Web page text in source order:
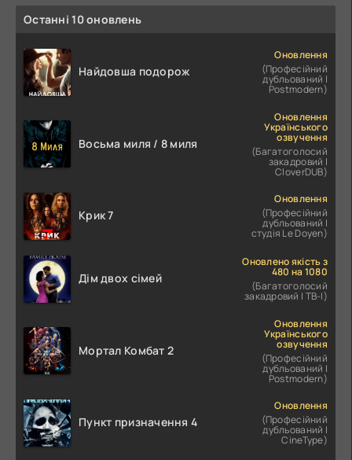
Останні 10 оновлень
Найдовша подорож
Оновлення
(Професійний
дубльований |
Postmodern)
Восьма миля / 8 миля
Оновлення
Українського
озвучення
(Багатоголосий
закадровий |
CloverDUB)
Крик 7
Оновлення
(Професійний
дубльований |
студія Le Doyen)
Дім двох сімей
Оновлено якість з
480 на 1080
(Багатоголосий
закадровий | ТВ-І)
Мортал Комбат 2
Оновлення
Українського
озвучення
(Професійний
дубльований |
Postmodern)
Пункт призначення 4
Оновлення
(Професійний
дубльований |
CineType)